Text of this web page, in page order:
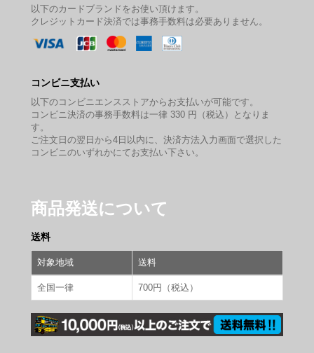
以下のカードブランドをお使い頂けます。
クレジットカード決済では事務手数料は必要ありません。
コンビニ支払い
以下のコンビニエンスストアからお支払いが可能です。
コンビニ決済の事務手数料は一律 330 円（税込）となりま
す。
ご注文日の翌日から4日以内に、決済方法入力画面で選択した
コンビニのいずれかにてお支払い下さい。
商品発送について
送料
対象地域 送料
全国一律 700円（税込）